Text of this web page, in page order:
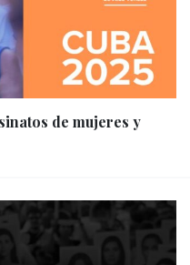
de mujeres y